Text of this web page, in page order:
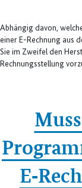
Abhängig davon,
einer E-Rechnung aus
Sie im Zweifel den
Rechnungsstellung